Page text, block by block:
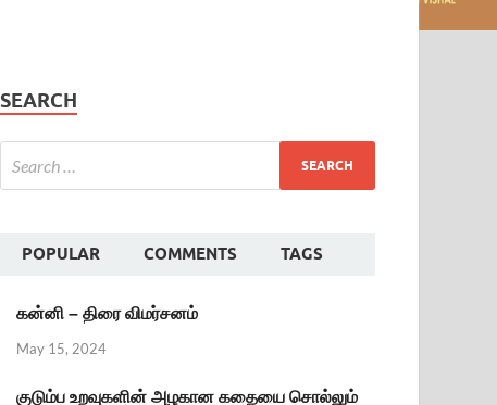
SEARCH
POPULAR COMMENTS TAGS
கன்னி – திரை விமர்சனம்
May 15, 2024
குடும்ப உறவுகளின் அழகான கதையை சொல்லும்